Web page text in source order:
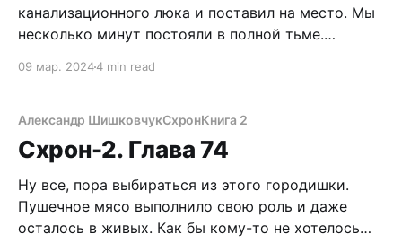
канализационного люка и поставил на место. Мы
несколько минут постояли в полной тьме.
приглушенные звуки перестрелки с улицы. Капец,
гнездо. Но теперь-то все ништяк, мы в
безопасности. Или нет? – У кого-нибудь
09 мар. 20244 min read
Александр ШишковчукСхронКнига 2
Схрон-2. Глава 74
Ну все, пора выбираться из этого городишки.
Пушечное мясо выполнило свою роль и даже
осталось в живых. Как бы кому-то не хотелось